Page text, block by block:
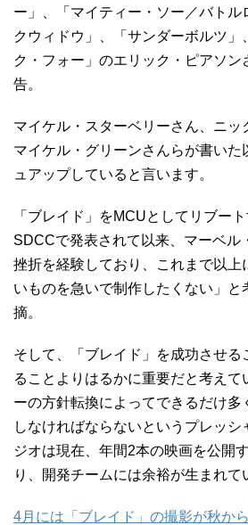
ー」、「マイティー・ソー／バトル
クウィドウ」、「サンダーボルツ」
ク・フォー」のエリック・ピアソン
告。
マイケル・スターベリーさん、ニッ
マイケル・グリーンさんらが書いた
ュアップしていると言います。
「ブレイド」をMCUとしてリブー
SDCCで発表されて以来、マーベル
挫折を経験しており、これまで以上
いものを急いで制作したくない」と
摘。
そして、「ブレイド」を成功させる
ることよりはるかに重要だと考えて
ーの方針転換によってできるだけ多
しなければならないというプレッシ
ジオは現在、年間2本の映画を公開
り、開発チームには余裕が生まれて
4月には「ブレイド」の撮影が秋か